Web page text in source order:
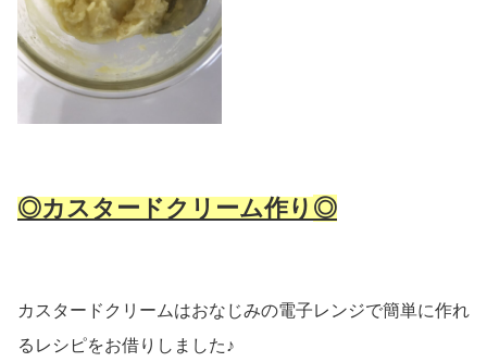
◎カスタードクリーム作り ◎
カスタードクリームはおなじみの電子レンジで簡単に作れ
るレシピをお借りしました♪